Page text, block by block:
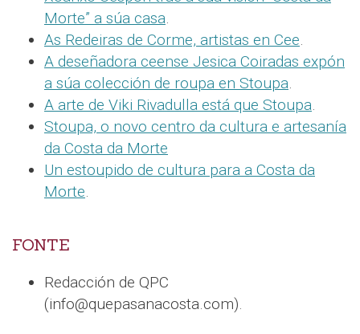
Morte” a súa casa.
As Redeiras de Corme, artistas en Cee.
A deseñadora ceense Jesica Coiradas expón
a súa colección de roupa en Stoupa.
A arte de Viki Rivadulla está que Stoupa.
Stoupa, o novo centro da cultura e artesanía
da Costa da Morte
Un estoupido de cultura para a Costa da
Morte.
FONTE
Redacción de QPC
(info@quepasanacosta.com).